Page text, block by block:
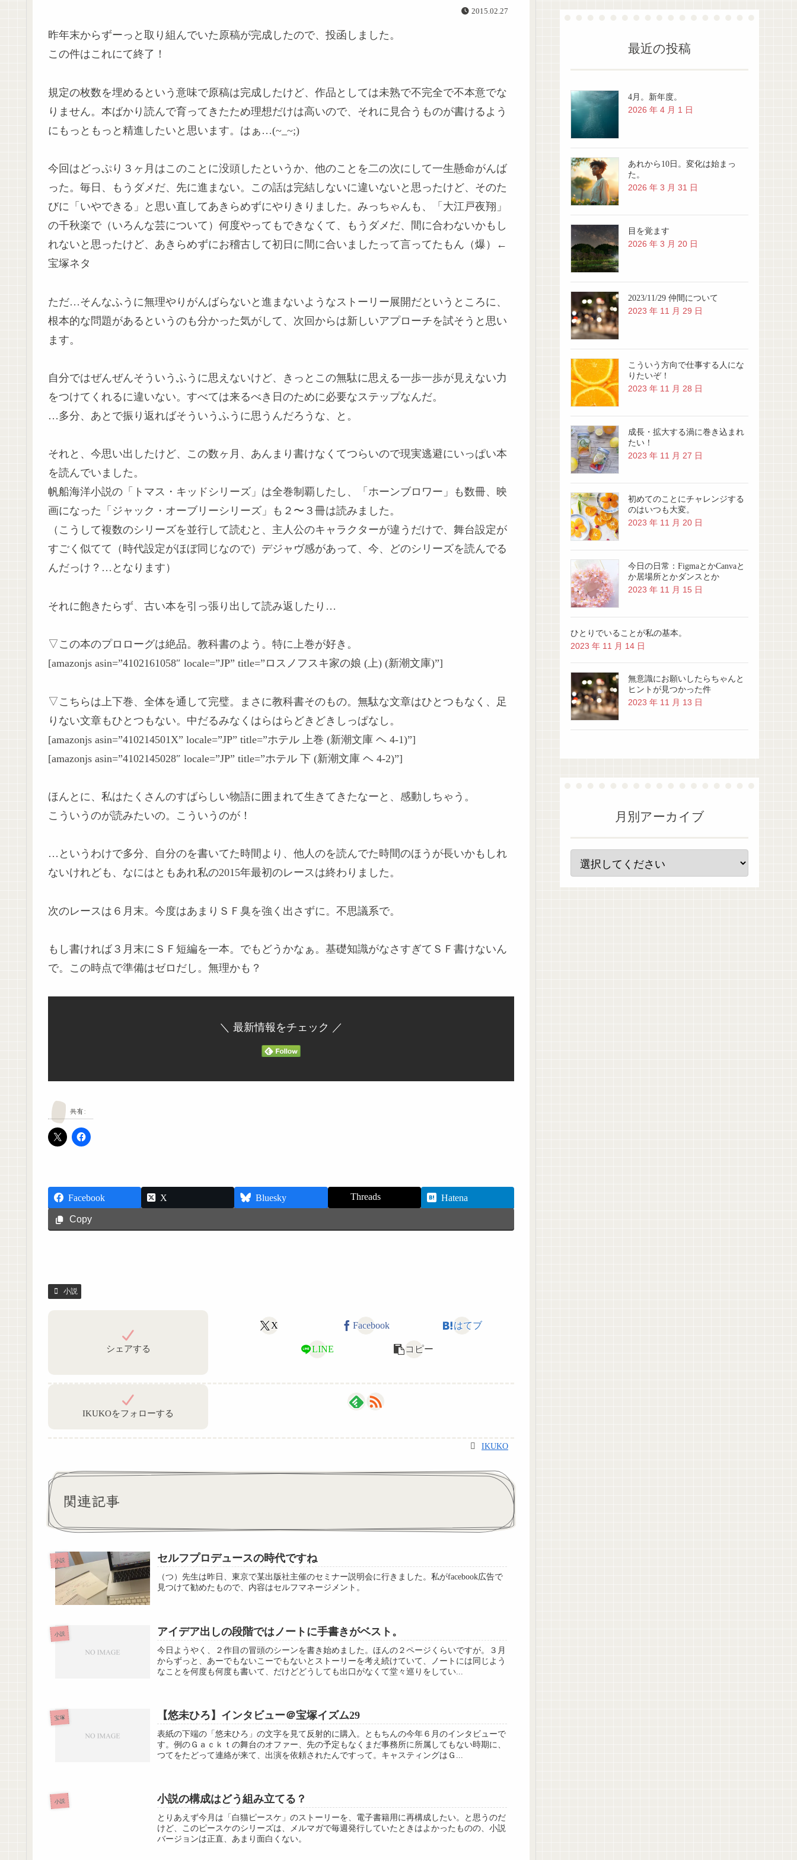
2015.02.27
昨年末からずーっと取り組んでいた原稿が完成したので、投函しました。
この件はこれにて終了！
規定の枚数を埋めるという意味で原稿は完成したけど、作品としては未熟で不完全で不本意でな
りません。本ばかり読んで育ってきたため理想だけは高いので、それに見合うものが書けるよう
にもっともっと精進したいと思います。はぁ…(~_~;)
今回はどっぷり３ヶ月はこのことに没頭したというか、他のことを二の次にして一生懸命がんば
った。毎日、もうダメだ、先に進まない。この話は完結しないに違いないと思ったけど、そのた
びに「いやできる」と思い直してあきらめずにやりきりました。みっちゃんも、「大江戸夜翔」
の千秋楽で（いろんな芸について）何度やってもできなくて、もうダメだ、間に合わないかもし
れないと思ったけど、あきらめずにお稽古して初日に間に合いましたって言ってたもん（爆）←
宝塚ネタ
ただ…そんなふうに無理やりがんばらないと進まないようなストーリー展開だというところに、
根本的な問題があるというのも分かった気がして、次回からは新しいアプローチを試そうと思い
ます。
自分ではぜんぜんそういうふうに思えないけど、きっとこの無駄に思える一歩一歩が見えない力
をつけてくれるに違いない。すべては来るべき日のために必要なステップなんだ。
…多分、あとで振り返ればそういうふうに思うんだろうな、と。
それと、今思い出したけど、この数ヶ月、あんまり書けなくてつらいので現実逃避にいっぱい本
を読んでいました。
帆船海洋小説の「トマス・キッドシリーズ」は全巻制覇したし、「ホーンブロワー」も数冊、映
画になった「ジャック・オーブリーシリーズ」も２〜３冊は読みました。
（こうして複数のシリーズを並行して読むと、主人公のキャラクターが違うだけで、舞台設定が
すごく似てて（時代設定がほぼ同じなので）デジャヴ感があって、今、どのシリーズを読んでる
んだっけ？…となります）
それに飽きたらず、古い本を引っ張り出して読み返したり…
▽この本のプロローグは絶品。教科書のよう。特に上巻が好き。
[amazonjs asin=”4102161058″ locale=”JP” title=”ロスノフスキ家の娘 (上) (新潮文庫)”]
▽こちらは上下巻、全体を通して完璧。まさに教科書そのもの。無駄な文章はひとつもなく、足
りない文章もひとつもない。中だるみなくはらはらどきどきしっぱなし。
[amazonjs asin=”410214501X” locale=”JP” title=”ホテル 上巻 (新潮文庫 ヘ 4-1)”]
[amazonjs asin=”4102145028″ locale=”JP” title=”ホテル 下 (新潮文庫 ヘ 4-2)”]
ほんとに、私はたくさんのすばらしい物語に囲まれて生きてきたなーと、感動しちゃう。
こういうのが読みたいの。こういうのが！
…というわけで多分、自分のを書いてた時間より、他人のを読んでた時間のほうが長いかもしれ
ないけれども、なにはともあれ私の2015年最初のレースは終わりました。
次のレースは６月末。今度はあまりＳＦ臭を強く出さずに。不思議系で。
もし書ければ３月末にＳＦ短編を一本。でもどうかなぁ。基礎知識がなさすぎてＳＦ書けないん
で。この時点で準備はゼロだし。無理かも？
＼ 最新情報をチェック ／
共有:
Facebook X Bluesky Threads
Hatena
Copy
小説
シェアする
X Facebook はてブ
LINE コピー
IKUKOをフォローする
IKUKO
関連記事
小説 セルフプロデュースの時代ですね
（つ）先生は昨日、東京で某出版社主催のセミナー説明会に行きました。私がfacebook広告で
見つけて勧めたもので、内容はセルフマネージメント。
小説 アイデア出しの段階ではノートに手書きがベスト。
今日ようやく、２作目の冒頭のシーンを書き始めました。ほんの２ページくらいですが。３月
からずっと、あーでもないこーでもないとストーリーを考え続けていて、ノートには同じよう
なことを何度も何度も書いて、だけどどうしても出口がなくて堂々巡りをしてい...
宝塚 【悠未ひろ】インタビュー＠宝塚イズム29
表紙の下端の「悠未ひろ」の文字を見て反射的に購入。ともちんの今年６月のインタビューで
す。例のＧａｃｋｔの舞台のオファー、先の予定もなくまだ事務所に所属してもない時期に、
つてをたどって連絡が来て、出演を依頼されたんですって。キャスティングはＧ...
小説 小説の構成はどう組み立てる？
とりあえず今月は「白猫ピースケ」のストーリーを、電子書籍用に再構成したい。と思うのだ
けど、このピースケのシリーズは、メルマガで毎週発行していたときはよかったものの、小説
バージョンは正直、あまり面白くない。
最近の投稿
4月。新年度。
2026 年 4 月 1 日
あれから10日。変化は始まっ
た。
2026 年 3 月 31 日
目を覚ます
2026 年 3 月 20 日
2023/11/29 仲間について
2023 年 11 月 29 日
こういう方向で仕事する人にな
りたいぞ！
2023 年 11 月 28 日
成長・拡大する渦に巻き込まれ
たい！
2023 年 11 月 27 日
初めてのことにチャレンジする
のはいつも大変。
2023 年 11 月 20 日
今日の日常：FigmaとかCanvaと
か居場所とかダンスとか
2023 年 11 月 15 日
ひとりでいることが私の基本。
2023 年 11 月 14 日
無意識にお願いしたらちゃんと
ヒントが見つかった件
2023 年 11 月 13 日
月別アーカイブ